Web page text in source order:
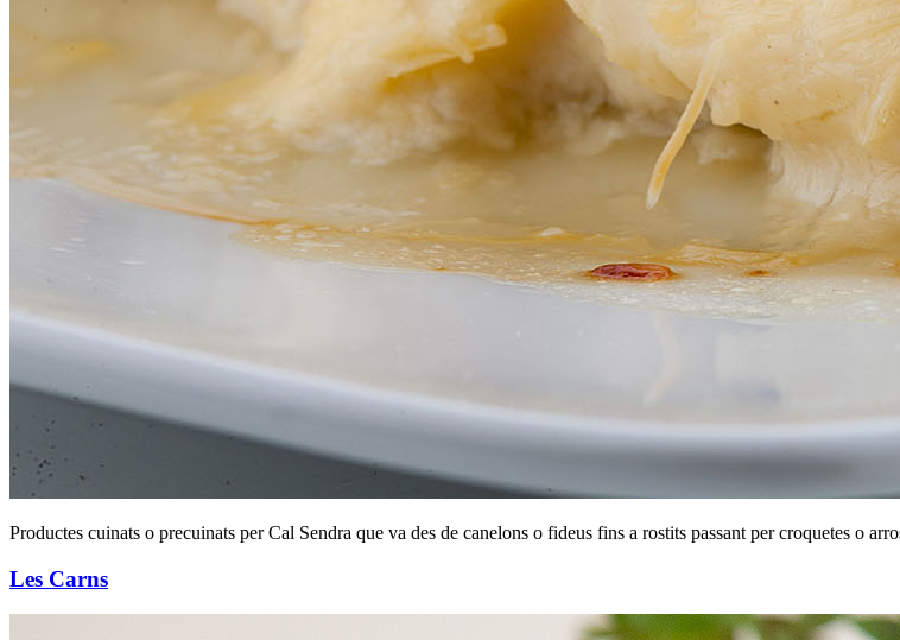
Productes cuinats o precuinats per Cal Sendra que va des de canelons o fideus fins a rostits passant per croquetes o
Les Carns